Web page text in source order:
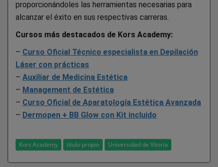
proporcionándoles las herramientas necesarias para
alcanzar el éxito en sus respectivas carreras.
Cursos más destacados de Kors Academy:
– Curso Oficial Técnico especialista en Depilación
Láser con prácticas
– Auxiliar de Medicina Estética
– Management de Estética
– Curso Oficial de Aparatología Estética Avanzada
– Dermopen + BB Glow con Kit incluido
Kors Academy título propio Universidad de Vitoria